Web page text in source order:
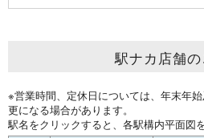
駅ナカ店舗
※営業時間、定休日については、年末年
更になる場合があります。
駅名をクリックすると、各駅構内平面図